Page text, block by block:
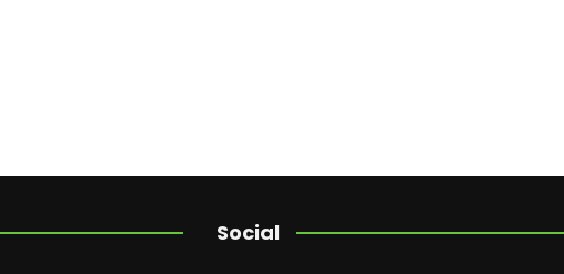
Social